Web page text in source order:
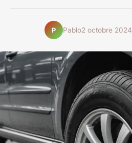
P Pablo2 octobre 2024